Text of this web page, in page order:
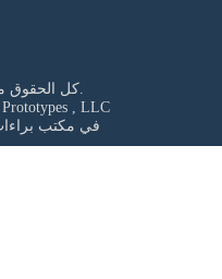
, LLC
في مكتب براءات